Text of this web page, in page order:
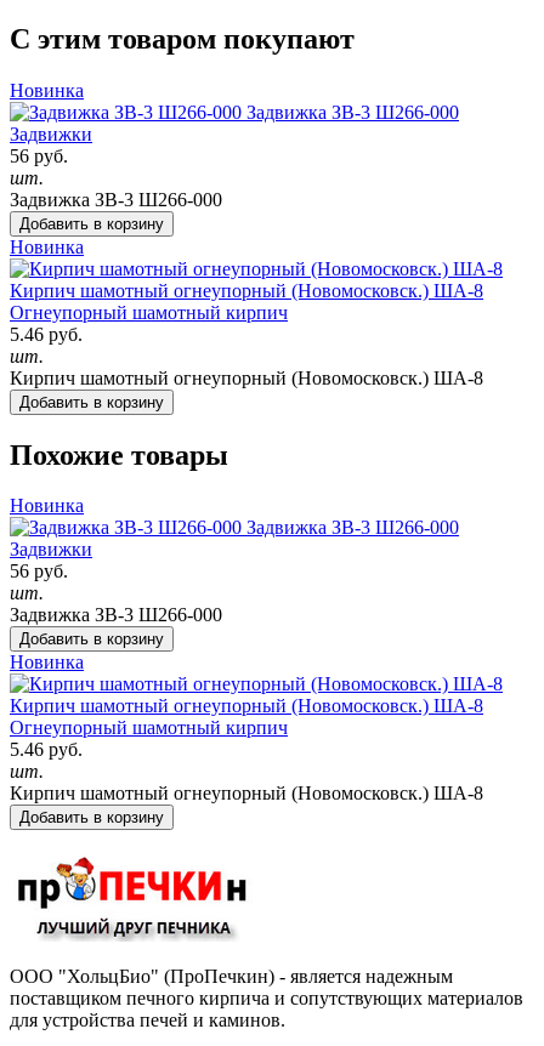
С этим товаром покупают
Новинка
Задвижка ЗВ-3 Ш266-000
Задвижки
56 руб.
шт.
Задвижка ЗВ-3 Ш266-000
Добавить в корзину
Новинка
Кирпич шамотный огнеупорный (Новомосковск.) ША-8
Огнеупорный шамотный кирпич
5.46 руб.
шт.
Кирпич шамотный огнеупорный (Новомосковск.) ША-8
Добавить в корзину
Похожие товары
Новинка
Задвижка ЗВ-3 Ш266-000
Задвижки
56 руб.
шт.
Задвижка ЗВ-3 Ш266-000
Добавить в корзину
Новинка
Кирпич шамотный огнеупорный (Новомосковск.) ША-8
Огнеупорный шамотный кирпич
5.46 руб.
шт.
Кирпич шамотный огнеупорный (Новомосковск.) ША-8
Добавить в корзину
ООО "ХольцБио" (ПроПечкин) - является надежным
поставщиком печного кирпича и сопутствующих материалов
для устройства печей и каминов.